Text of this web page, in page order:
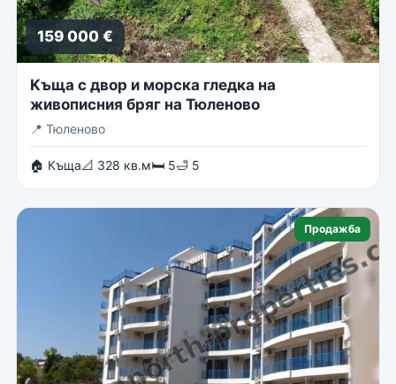
159 000 €
Kъща с двор и морска гледка на
живописния бряг на Тюленово
📍 Тюленово
🏠 Къща📐 328 кв.м🛏 5🛁 5
Продажба